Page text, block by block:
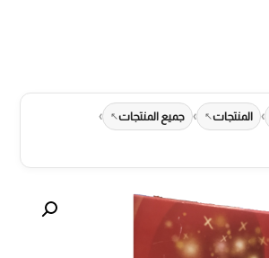
› المنتجات › جميع المنتجات ›